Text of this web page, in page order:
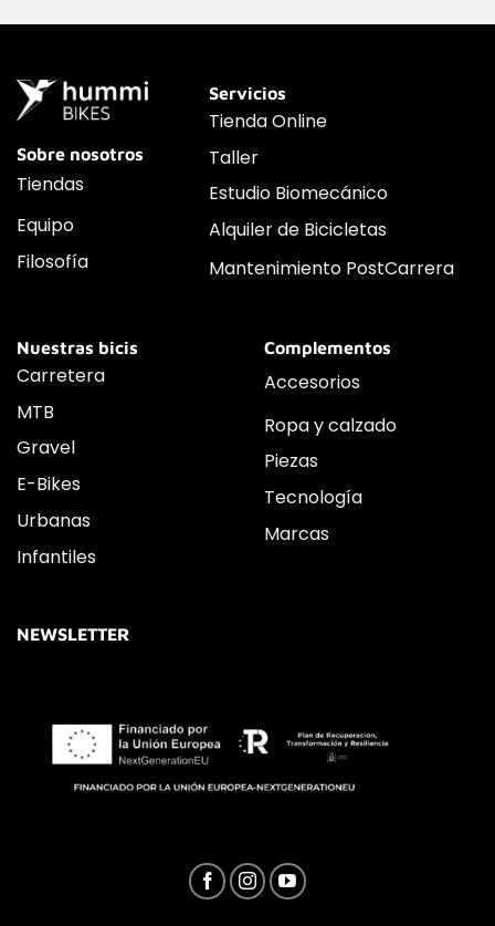
Sobre nosotros
Tiendas
Equipo
Filosofía
Servicios
Tienda Online
Taller
Estudio Biomecánico
Alquiler de Bicicletas
Mantenimiento PostCarrera
Nuestras bicis
Carretera
MTB
Gravel
E-Bikes
Urbanas
Infantiles
Complementos
Accesorios
Ropa y calzado
Piezas
Tecnología
Marcas
NEWSLETTER